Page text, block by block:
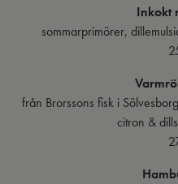
Inkokt
sommarprimörer,
från Brorssons fisk i
citron &